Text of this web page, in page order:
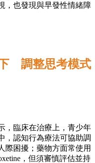
，也發現與早發性情緒障
調整思考模式
，臨床在治療上，青少年
，認知行為療法可協助調
際困擾；藥物方面常使用
，但須審慎評估並持